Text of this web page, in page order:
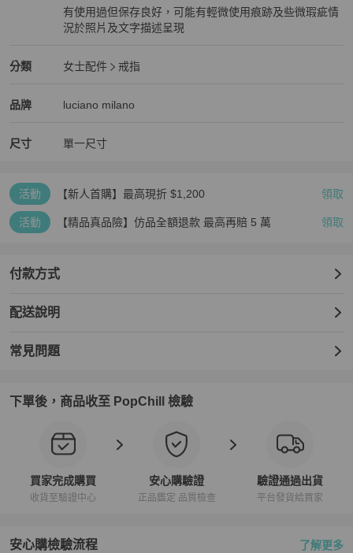
有使用過但保存良好，可能有輕微使用痕跡及些微瑕疵情
況於照片及文字描述呈現
分類
女士配件 分類資訊
女士配件
戒指
品牌
精品女士配件品牌介紹
luciano milano
尺寸 單一尺寸
活動 【新人首購】最高現折 $1,200 領取
活動 【精品真品險】仿品全額退款 最高再賠 5 萬 領取
付款方式
配送說明
常見問題
下單後，商品收至 PopChill 檢驗
買家完成購買
收貨至驗證中心
安心購驗證
正品鑑定 品質檢查
驗證通過出貨
平台發貨給買家
安心購檢驗流程 了解更多